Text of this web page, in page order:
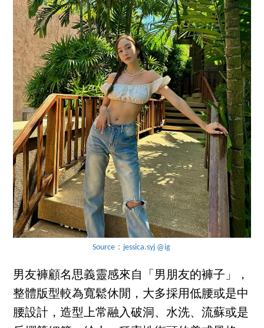
Source：jessica.syj @ig
男友褲顧名思義靈感來自「男朋友的褲子」，
整體版型較為寬鬆休閒，大多採用低腰或是中
腰設計，造型上常融入破洞、水洗、流蘇或是